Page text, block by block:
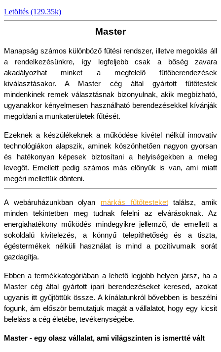
Letöltés (129.35k)
Master
Manapság számos különböző fűtési rendszer, illetve megoldás áll
a rendelkezésünkre, így legfeljebb csak a bőség zavara
akadályozhat minket a megfelelő fűtőberendezések
kiválasztásakor. A Master cég által gyártott fűtőtestek
mindenkinek remek választásnak bizonyulnak, akik megbízható,
ugyanakkor kényelmesen használható berendezésekkel kívánják
megoldani a munkaterületek fűtését.
Ezeknek a készülékeknek a működése kivétel nélkül innovatív
technológiákon alapszik, aminek köszönhetően nagyon gyorsan
és hatékonyan képesek biztosítani a helyiségekben a meleg
levegőt. Emellett pedig számos más előnyük is van, ami miatt
megéri mellettük dönteni.
A webáruházunkban olyan márkás fűtőtesteket találsz, amik
minden tekintetben meg tudnak felelni az elvárásoknak. Az
energiahatékony működés mindegyikre jellemző, de emellett a
sokoldalú kivitelezés, a könnyű telepíthetőség és a tiszta,
égéstermékek nélküli használat is mind a pozitívumaik sorát
gazdagítja.
Ebben a termékkategóriában a lehető legjobb helyen jársz, ha a
Master cég által gyártott ipari berendezéseket keresed, azokat
ugyanis itt gyűjtöttük össze. A kínálatunkról bővebben is beszélni
fogunk, ám először bemutatjuk magát a vállalatot, hogy egy kicsit
beleláss a cég életébe, tevékenységébe.
Master - egy olasz vállalat, ami világszinten is ismertté vált